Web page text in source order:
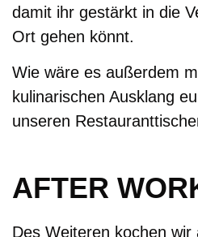
damit ihr gestärkt in die
Ort gehen könnt.
Wie wäre es außerdem
kulinarischen Ausklang
unseren
AFTER
Des Weiteren kochen wir